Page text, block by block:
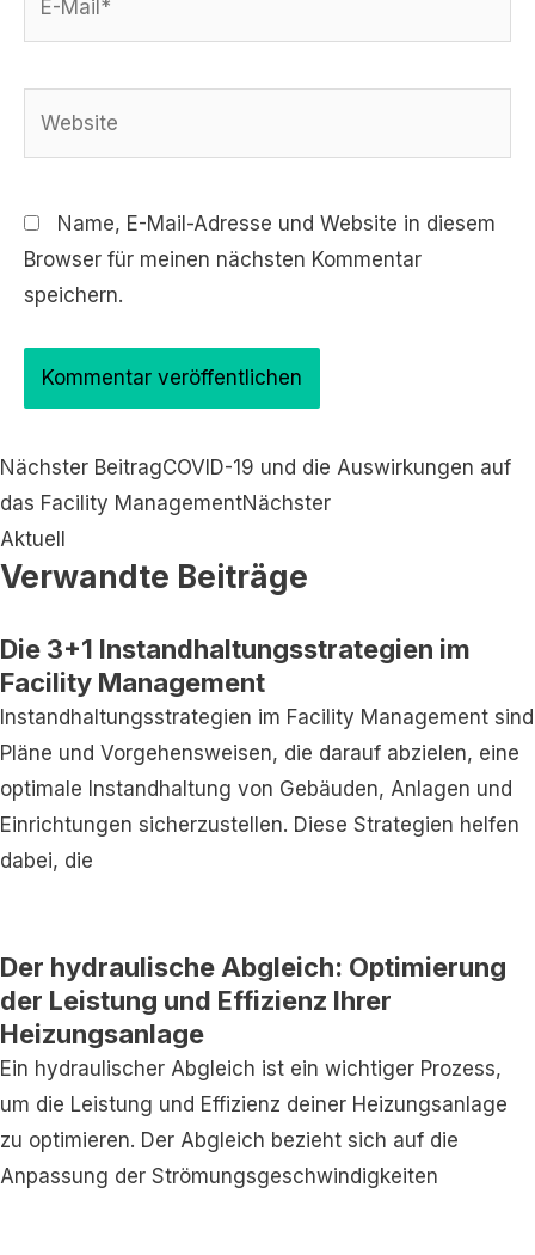
Name, E-Mail-Adresse und Website in diesem
Browser für meinen nächsten Kommentar
speichern.
Nächster BeitragCOVID-19 und die Auswirkungen auf
das Facility ManagementNächster
Aktuell
Verwandte Beiträge
Die 3+1 Instandhaltungsstrategien im
Facility Management
Instandhaltungsstrategien im Facility Management sind
Pläne und Vorgehensweisen, die darauf abzielen, eine
optimale Instandhaltung von Gebäuden, Anlagen und
Einrichtungen sicherzustellen. Diese Strategien helfen
dabei, die
Der hydraulische Abgleich: Optimierung
der Leistung und Effizienz Ihrer
Heizungsanlage
Ein hydraulischer Abgleich ist ein wichtiger Prozess,
um die Leistung und Effizienz deiner Heizungsanlage
zu optimieren. Der Abgleich bezieht sich auf die
Anpassung der Strömungsgeschwindigkeiten